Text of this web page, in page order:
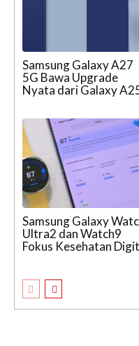
Samsung Galaxy A27
5G Bawa Upgrade
Nyata dari Galaxy
Samsung Galaxy
Ultra2 dan Watch9
Fokus Kesehatan